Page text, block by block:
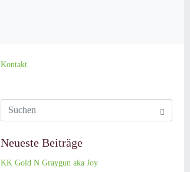
Kontakt
Neueste Beiträge
KK Gold N Graygun aka Joy